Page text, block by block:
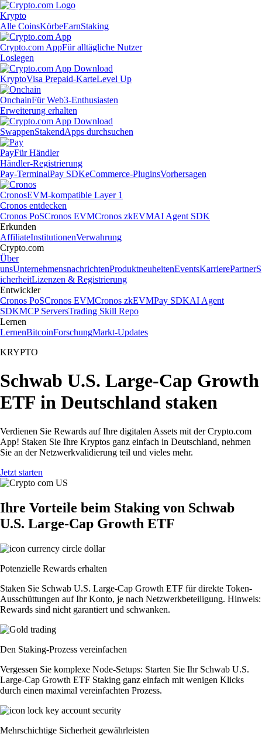
Krypto
Alle CoinsKörbeEarnStaking
Crypto.com AppFür alltägliche Nutzer
Loslegen
KryptoVisa Prepaid-KarteLevel Up
OnchainFür Web3-Enthusiasten
Erweiterung erhalten
SwappenStakendApps durchsuchen
PayFür Händler
Händler-Registrierung
Pay-TerminalPay SDKeCommerce-PluginsVorhersagen
CronosEVM-kompatible Layer 1
Cronos entdecken
Cronos PoSCronos EVMCronos zkEVMAI Agent SDK
Erkunden
AffiliateInstitutionenVerwahrung
Crypto.com
Über
unsUnternehmensnachrichtenProduktneuheitenEventsKarrierePartnerS
icherheitLizenzen & Registrierung
Entwickler
Cronos PoSCronos EVMCronos zkEVMPay SDKAI Agent
SDKMCP ServersTrading Skill Repo
Lernen
LernenBitcoinForschungMarkt-Updates
KRYPTO
Schwab U.S. Large-Cap Growth
ETF in Deutschland staken
Verdienen Sie Rewards auf Ihre digitalen Assets mit der Crypto.com
App! Staken Sie Ihre Kryptos ganz einfach in Deutschland, nehmen
Sie an der Netzwerkvalidierung teil und vieles mehr.
Jetzt starten
Ihre Vorteile beim Staking von Schwab
U.S. Large-Cap Growth ETF
Potenzielle Rewards erhalten
Staken Sie Schwab U.S. Large-Cap Growth ETF für direkte Token-
Ausschüttungen auf Ihr Konto, je nach Netzwerkbeteiligung. Hinweis:
Rewards sind nicht garantiert und schwanken.
Den Staking-Prozess vereinfachen
Vergessen Sie komplexe Node-Setups: Starten Sie Ihr Schwab U.S.
Large-Cap Growth ETF Staking ganz einfach mit wenigen Klicks
durch einen maximal vereinfachten Prozess.
Mehrschichtige Sicherheit gewährleisten